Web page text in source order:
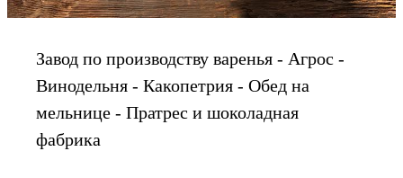
Завод по производству варенья - Агрос -
Винодельня - Какопетрия - Обед на
мельнице - Пратрес и шоколадная
фабрика